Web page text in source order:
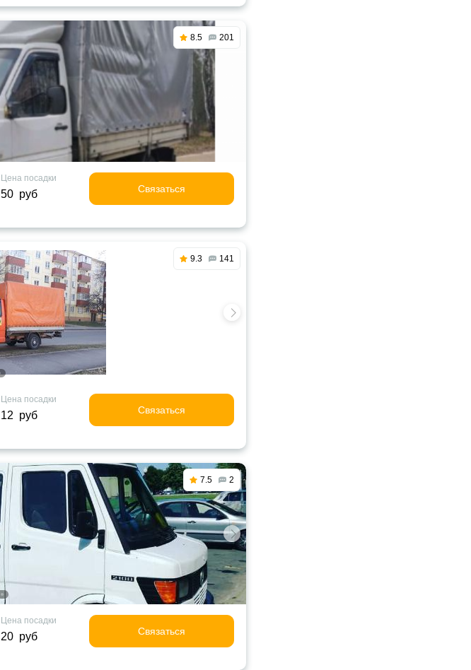
8.5 201
Цена посадки
50 руб Связаться
9.3 141
Цена посадки
12 руб Связаться
7.5 2
Цена посадки
20 руб Связаться